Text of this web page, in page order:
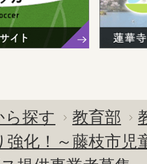
ら探す 教育部
強化！～藤枝市児